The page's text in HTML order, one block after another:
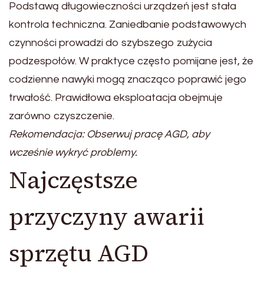
Podstawą długowieczności urządzeń jest stała
kontrola techniczna. Zaniedbanie podstawowych
czynności prowadzi do szybszego zużycia
podzespołów. W praktyce często pomijane jest, że
codzienne nawyki mogą znacząco poprawić jego
trwałość. Prawidłowa eksploatacja obejmuje
zarówno czyszczenie.
Rekomendacja: Obserwuj pracę AGD, aby
wcześnie wykryć problemy.
Najczęstsze
przyczyny awarii
sprzętu AGD